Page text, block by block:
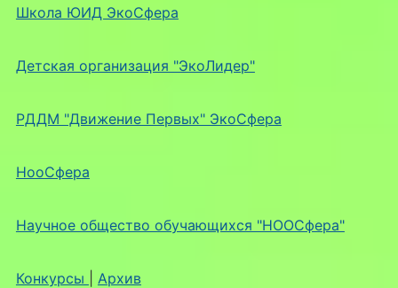
Школа ЮИД ЭкоСфера
Детская организация "ЭкоЛидер"
РДДМ "Движение Первых" ЭкоСфера
НооСфера
Научное общество обучающихся "НООСфера"
Конкурсы Архив